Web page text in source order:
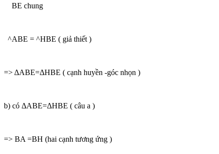
BE chung
^ABE = ^HBE ( giả thiết )
=> ΔABE=ΔHBE ( cạnh huyền -góc nhọn )
b) có ΔABE=ΔHBE ( câu a )
=> BA =BH (hai cạnh tương ứng )